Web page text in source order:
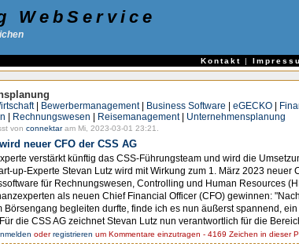
WebService
Kontakt |
| Bewerbermanagement| Business Software | eGECKO |
| Rechnungswesen | Reisemanagement| Unternehmensplanung
von connektaram Mi, 2023-03-01 23:21.
neuer CFO der CSS AG
verstärkt künftig das CSS-Führungsteam und wird die
up-Experte Stevan Lutz wird mit Wirkung zum 1. März 2023
für Rechnungswesen, Controlling und Human Resources
als neuen Chief Financial Officer (CFO) gewinnen:
Börsengang begleiten durfte, finde ich es nun äußerst spannend,
die CSS AG zeichnet Stevan Lutz nun verantwortlich für die
oderregistrieren um Kommentare einzutragen - 4169 Zeichen in dieser